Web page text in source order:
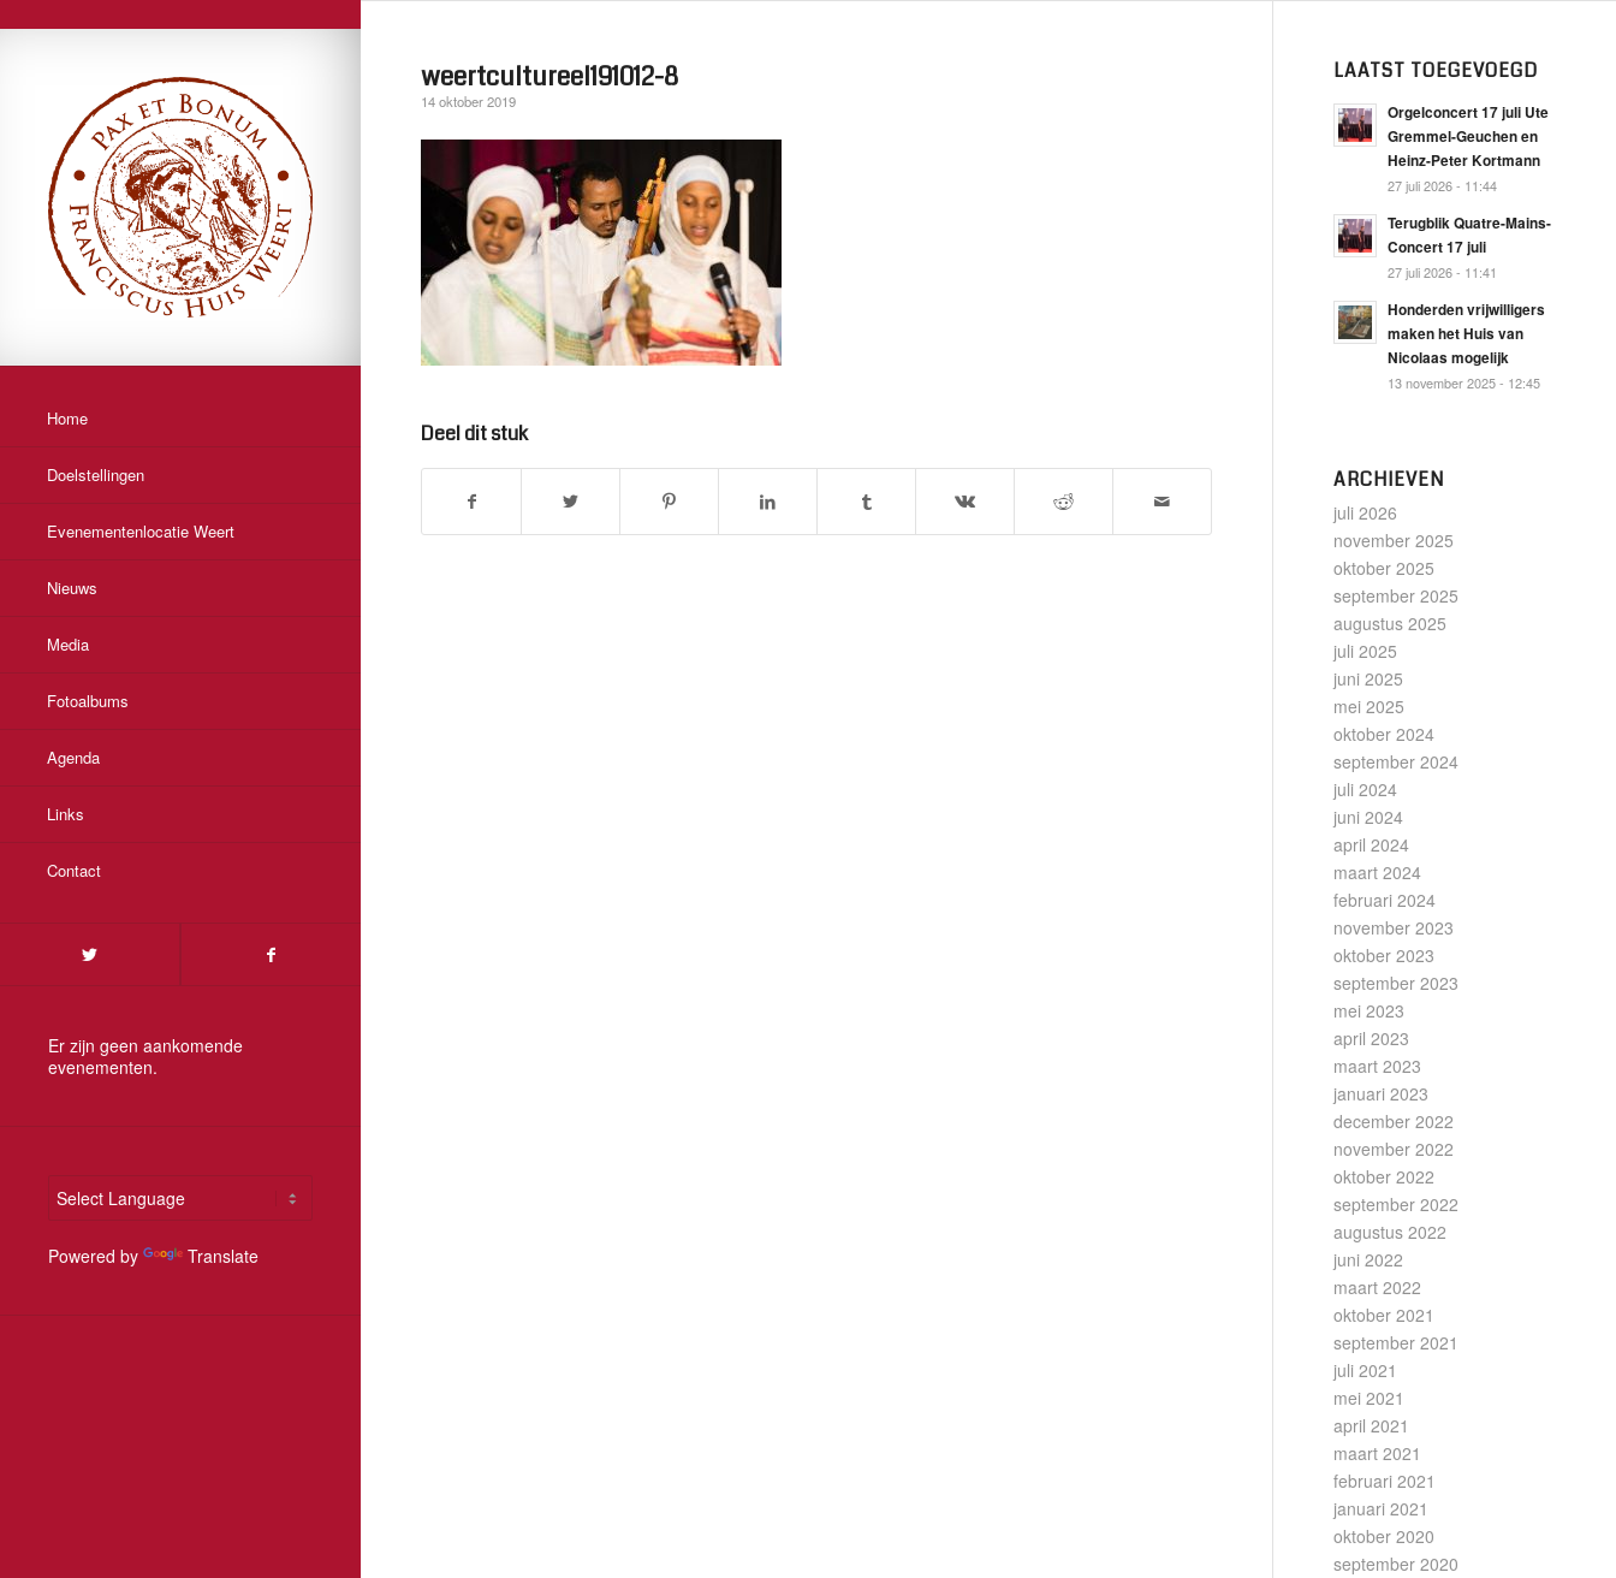
Home
Doelstellingen
Evenementenlocatie Weert
Nieuws
Media
Fotoalbums
Agenda
Links
Contact
Er zijn geen aankomende
evenementen.
Powered by Translate
weertcultureel191012-8
14 oktober 2019
Deel dit stuk
LAATST TOEGEVOEGD
Orgelconcert 17 juli Ute
Gremmel-Geuchen en
Heinz-Peter Kortmann
27 juli 2026 - 11:44
Terugblik Quatre-Mains-
Concert 17 juli
27 juli 2026 - 11:41
Honderden vrijwilligers
maken het Huis van
Nicolaas mogelijk
13 november 2025 - 12:45
ARCHIEVEN
juli 2026
november 2025
oktober 2025
september 2025
augustus 2025
juli 2025
juni 2025
mei 2025
oktober 2024
september 2024
juli 2024
juni 2024
april 2024
maart 2024
februari 2024
november 2023
oktober 2023
september 2023
mei 2023
april 2023
maart 2023
januari 2023
december 2022
november 2022
oktober 2022
september 2022
augustus 2022
juni 2022
maart 2022
oktober 2021
september 2021
juli 2021
mei 2021
april 2021
maart 2021
februari 2021
januari 2021
oktober 2020
september 2020